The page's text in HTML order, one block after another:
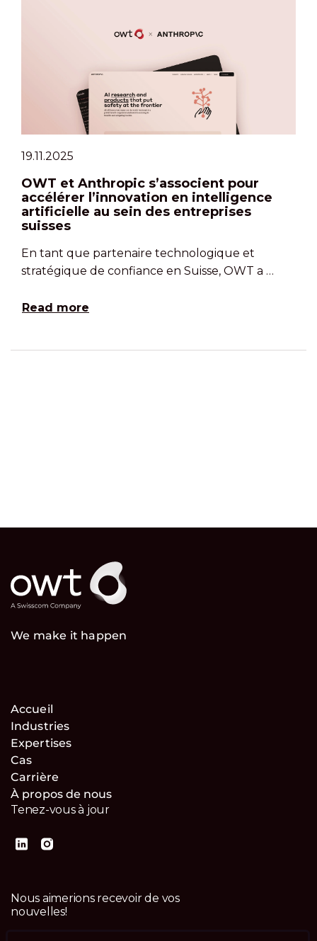
19.11.2025
OWT et Anthropic s’associent pour
accélérer l’innovation en intelligence
artificielle au sein des entreprises
suisses
En tant que partenaire technologique et
stratégique de confiance en Suisse, OWT a …
Read more
We make it happen
Accueil
Industries
Expertises
Cas
Carrière
À propos de nous
Tenez-vous à jour
Nous aimerions recevoir de vos
nouvelles!